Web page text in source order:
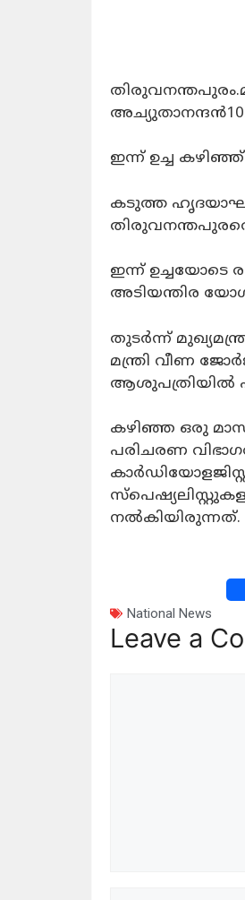
ഇന്ന് ഉച്ച
കടുത്ത
ഇന്ന് ഉച്ചയോടെ
അടിയന്തിര
തുടർന്ന്
മന്ത്രി വീണ
ആശുപത്രിയിൽ
കഴിഞ്ഞ ഒരു
പരിചരണ
നല്‍കിയിരുന്നത്.
National News
Leave a